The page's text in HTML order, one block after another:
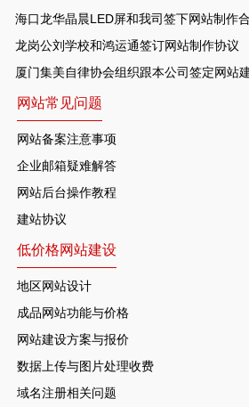
海口龙华晶晨LED屏和我司签下网站制作
龙岗公刘学校和鸿运通签订网站制作协议
厦门集美自律协会组织跟本公司签定网站
网站常见问题
网站备案注意事项
企业邮箱疑难解答
网站后台操作教程
建站协议
低价格网站建设
地区网站设计
成品网站功能与价格
网站建设方案与报价
数据上传与图片处理收费
域名注册相关问题